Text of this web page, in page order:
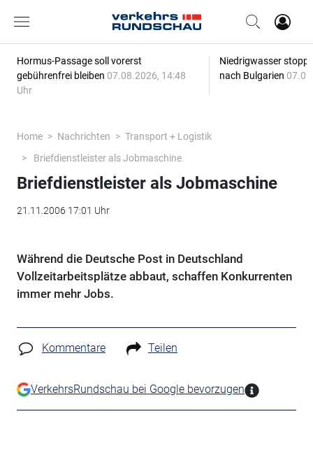
Hormus-Passage soll vorerst
gebührenfrei bleiben 07.08.2026, 14:48
Uhr
Niedrigwasser
nach Bulgarien
Home Nachrichten
Transport + Logistik
Briefdienstleister als Jobmaschine
Briefdienstleister als Jobmaschine
21.11.2006 17:01 Uhr
Während die Deutsche Post in Deutschland
Vollzeitarbeitsplätze abbaut, schaffen Konkurrenten
immer mehr Jobs.
Kommentare Teilen
VerkehrsRundschau bei Google bevorzugen